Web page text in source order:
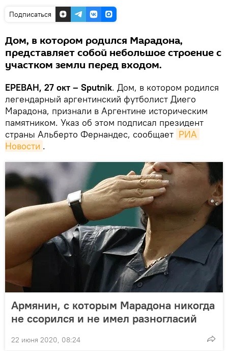
Подписаться
Дом, в котором родился Марадона,
представляет собой небольшое строение с
участком земли перед входом.
ЕРЕВАН, 27 окт – Sputnik. Дом, в котором родился
легендарный аргентинский футболист Диего
Марадона, признали в Аргентине историческим
памятником. Указ об этом подписал президент
страны Альберто Фернандес, сообщает РИА
Новости .
Армянин, с которым Марадона никогда
не ссорился и не имел разногласий
22 июня 2020, 08:24